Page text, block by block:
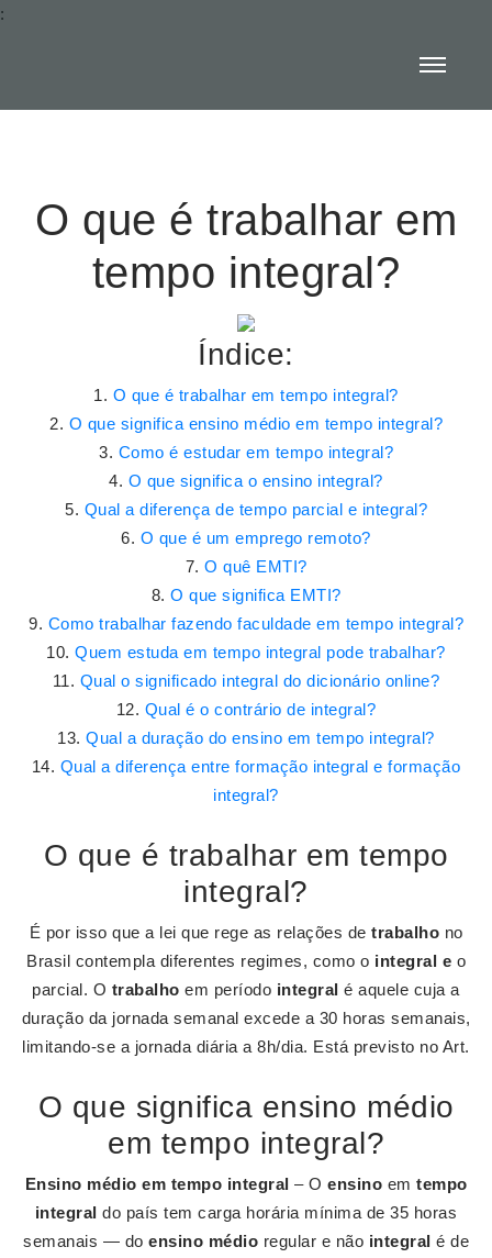
:
O que é trabalhar em
tempo integral?
Índice:
O que é trabalhar em tempo integral?
O que significa ensino médio em tempo integral?
Como é estudar em tempo integral?
O que significa o ensino integral?
Qual a diferença de tempo parcial e integral?
O que é um emprego remoto?
O quê EMTI?
O que significa EMTI?
Como trabalhar fazendo faculdade em tempo integral?
Quem estuda em tempo integral pode trabalhar?
Qual o significado integral do dicionário online?
Qual é o contrário de integral?
Qual a duração do ensino em tempo integral?
Qual a diferença entre formação integral e formação
integral?
O que é trabalhar em tempo
integral?
É por isso que a lei que rege as relações de trabalho no
Brasil contempla diferentes regimes, como o integral e o
parcial. O trabalho em período integral é aquele cuja a
duração da jornada semanal excede a 30 horas semanais,
limitando-se a jornada diária a 8h/dia. Está previsto no Art.
O que significa ensino médio
em tempo integral?
Ensino médio em tempo integral – O ensino em tempo
integral do país tem carga horária mínima de 35 horas
semanais — do ensino médio regular e não integral é de